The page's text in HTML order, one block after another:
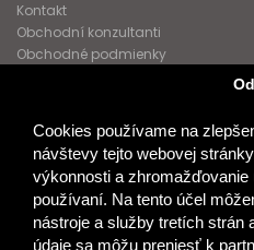
Cookies používame na
návštevy tejto webovej
výkonnosti a zhromažďovanie
používaní. Na tento účel
nástroje a služby tretích strán
údaje sa môžu preniesť k
Kontakt
Obchodní konzultanti
Obchodné podmienky
SPOLUPRACUJEME
Podporujeme
Naše projekty
Spolupracujeme